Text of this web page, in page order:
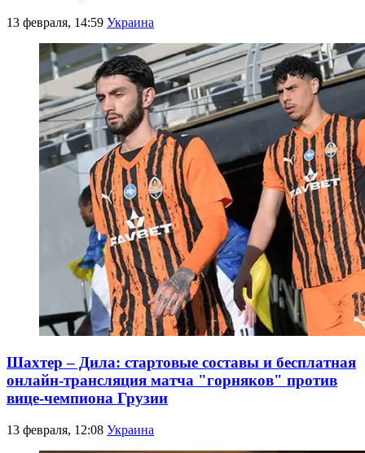
13 февраля, 14:59 Украина
Шахтер – Дила: стартовые составы и бесплатная
онлайн-трансляция матча "горняков" против
вице-чемпиона Грузии
13 февраля, 12:08 Украина